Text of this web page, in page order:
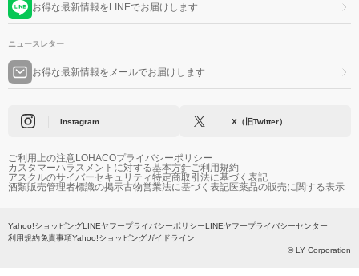
お得な最新情報をLINEでお届けします
ニュースレター
お得な最新情報をメールでお届けします
Instagram X（旧Twitter）
ご利用上の注意LOHACOプライバシーポリシー
カスタマーハラスメントに対する基本方針ご利用規約
アスクルのサイバーセキュリティ特定商取引法に基づく表記
酒類販売管理者標識の掲示古物営業法に基づく表記医薬品の販売に関する表示
Yahoo!ショッピングLINEヤフープライバシーポリシーLINEヤフープライバシーセンター
利用規約免責事項Yahoo!ショッピングガイドライン
© LY Corporation